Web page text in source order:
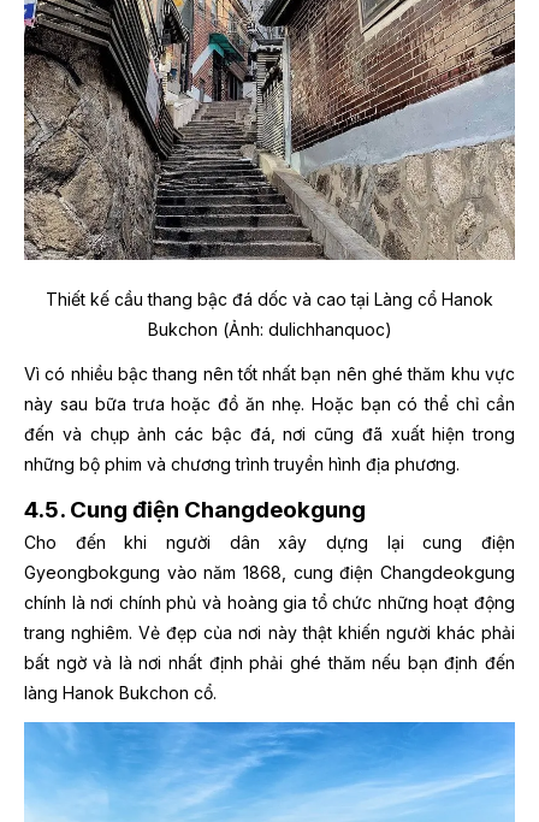
Thiết kế cầu thang bậc đá dốc và cao tại Làng cổ Hanok
Bukchon (Ảnh: dulichhanquoc)
Vì có nhiều bậc thang nên tốt nhất bạn nên ghé thăm khu vực
này sau bữa trưa hoặc đồ ăn nhẹ. Hoặc bạn có thể chỉ cần
đến và chụp ảnh các bậc đá, nơi cũng đã xuất hiện trong
những bộ phim và chương trình truyền hình địa phương.
4.5. Cung điện Changdeokgung
Cho đến khi người dân xây dựng lại cung điện
Gyeongbokgung vào năm 1868, cung điện Changdeokgung
chính là nơi chính phủ và hoàng gia tổ chức những hoạt động
trang nghiêm. Vẻ đẹp của nơi này thật khiến người khác phải
bất ngờ và là nơi nhất định phải ghé thăm nếu bạn định đến
làng Hanok Bukchon cổ.